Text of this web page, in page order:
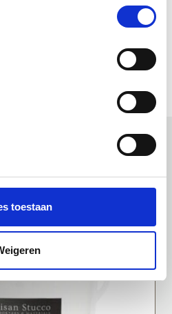
toestaan
Kalkverf (pdf)
(pdf)